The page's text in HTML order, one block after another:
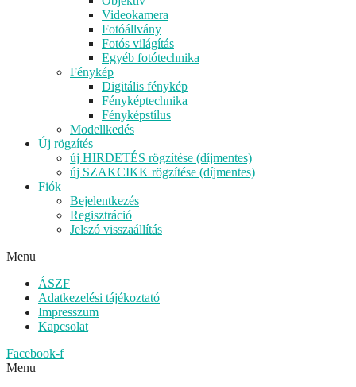
Videokamera
Fotóállvány
Fotós világítás
Egyéb fotótechnika
Fénykép
Digitális fénykép
Fényképtechnika
Fényképstílus
Modellkedés
Új rögzítés
új HIRDETÉS rögzítése (díjmentes)
új SZAKCIKK rögzítése (díjmentes)
Fiók
Bejelentkezés
Regisztráció
Jelszó visszaállítás
Menu
ÁSZF
Adatkezelési tájékoztató
Impresszum
Kapcsolat
Facebook-f
Menu